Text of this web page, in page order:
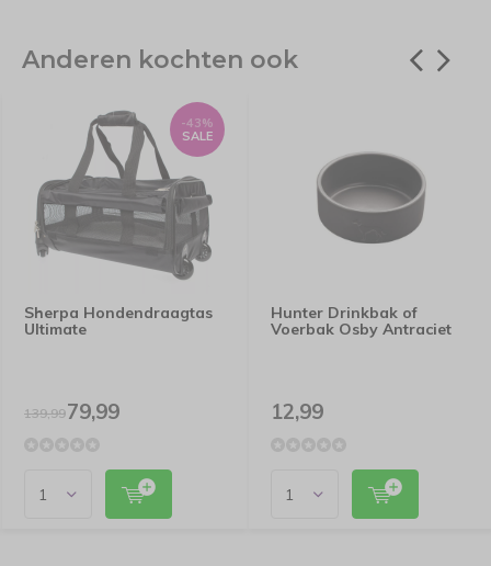
Anderen kochten ook
Sherpa Hondendraagtas
Ultimate
-43%
SALE
139,9979,99
Hunter Drinkbak of
Voerbak Osby Antraciet
12,99